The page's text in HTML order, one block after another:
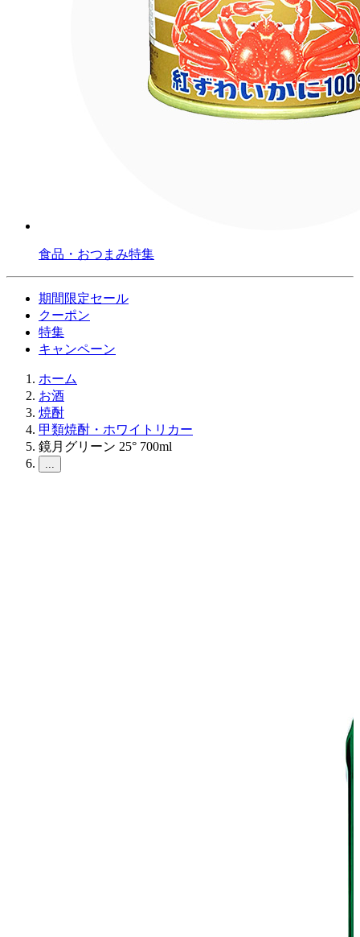
食品・おつまみ特集
期間限定セール
クーポン
特集
キャンペーン
ホーム
お酒
焼酎
甲類焼酎・ホワイトリカー
鏡月グリーン 25° 700ml
...